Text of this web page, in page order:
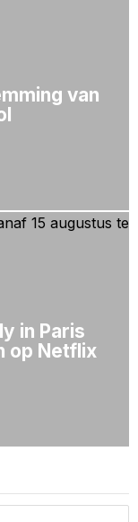
van
in Paris
op Netflix